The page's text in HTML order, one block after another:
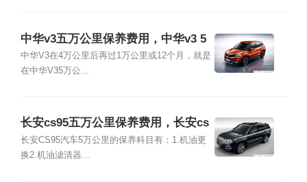
中华v3五万公里保养费用，中华v3 5
万公里保养项目
中华V3在4万公里后再过1万公里或12个月，就是
在中华V35万公...
长安cs95五万公里保养费用，长安cs
95 5万公里保养项目
长安CS95汽车5万公里的保养科目有：1.机油更
换2.机油滤清器...